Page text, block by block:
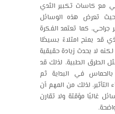
مع كاسات تكبير الثدي
تعرض هذه الوسائل
جراحي، كما تعتمد الفكرة
قد يمنح امتلاءً بسيطًا
لا يحدث زيادة حقيقية
الطرق الطبية، لذلك قد
في البداية ثم
التأثير، لذلك من المهم أن
غالبًا مؤقتة ولا تقارن